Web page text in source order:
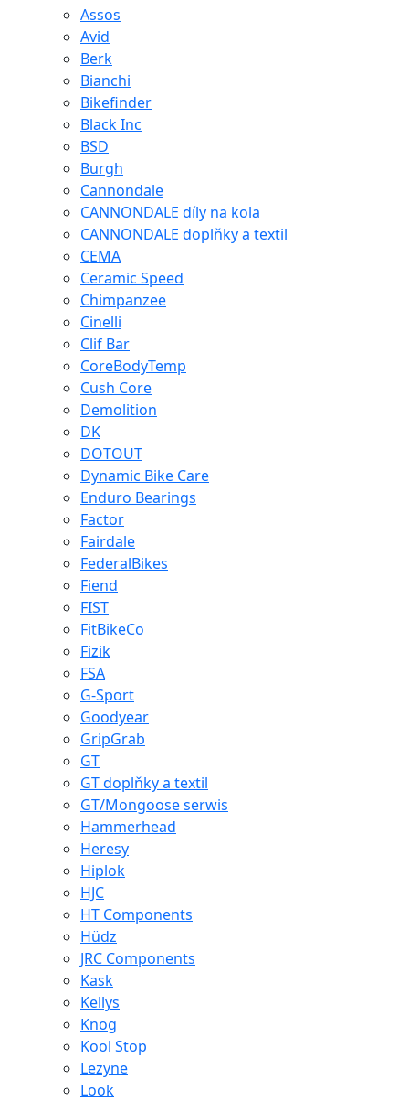
Assos
Avid
Berk
Bianchi
Bikefinder
Black Inc
BSD
Burgh
Cannondale
CANNONDALE díly na kola
CANNONDALE doplňky a textil
CEMA
Ceramic Speed
Chimpanzee
Cinelli
Clif Bar
CoreBodyTemp
Cush Core
Demolition
DK
DOTOUT
Dynamic Bike Care
Enduro Bearings
Factor
Fairdale
FederalBikes
Fiend
FIST
FitBikeCo
Fizik
FSA
G-Sport
Goodyear
GripGrab
GT
GT doplňky a textil
GT/Mongoose serwis
Hammerhead
Heresy
Hiplok
HJC
HT Components
Hüdz
JRC Components
Kask
Kellys
Knog
Kool Stop
Lezyne
Look